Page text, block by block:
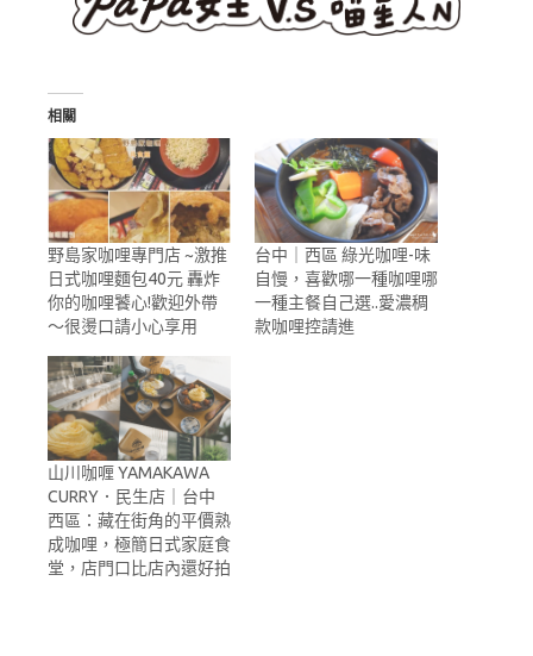
相關
野島家咖哩專門店 ~激推
日式咖哩麵包40元 轟炸
你的咖哩饕心!歡迎外帶
～很燙口請小心享用
台中｜西區 綠光咖哩-味
自慢，喜歡哪一種咖哩哪
一種主餐自己選..愛濃稠
款咖哩控請進
山川咖喱 YAMAKAWA
CURRY．民生店｜台中
西區：藏在街角的平價熟
成咖哩，極簡日式家庭食
堂，店門口比店內還好拍